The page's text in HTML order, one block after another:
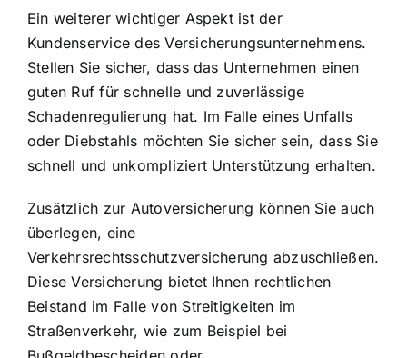
Ein weiterer wichtiger Aspekt ist der
Kundenservice des Versicherungsunternehmens.
Stellen Sie sicher, dass das Unternehmen einen
guten Ruf für schnelle und zuverlässige
Schadenregulierung hat. Im Falle eines Unfalls
oder Diebstahls möchten Sie sicher sein, dass Sie
schnell und unkompliziert Unterstützung erhalten.
Zusätzlich zur Autoversicherung können Sie auch
überlegen, eine
Verkehrsrechtsschutzversicherung abzuschließen.
Diese Versicherung bietet Ihnen rechtlichen
Beistand im Falle von Streitigkeiten im
Straßenverkehr, wie zum Beispiel bei